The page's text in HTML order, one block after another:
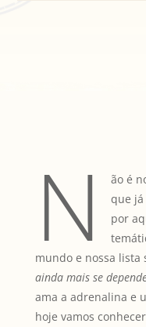
N ão é
que
por
mundo e nossa lista
ainda mais se
ama a adrenalina e
hoje vamos conhecer